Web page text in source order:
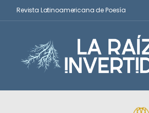
Revista Latinoamericana de Poesía